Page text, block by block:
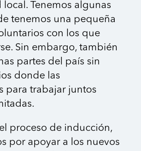
Tenemos algunas
tenemos una pequeña
con los que
Sin embargo, también
partes del país sin
donde las
para trabajar juntos
proceso de inducción,
por apoyar a los nuevos